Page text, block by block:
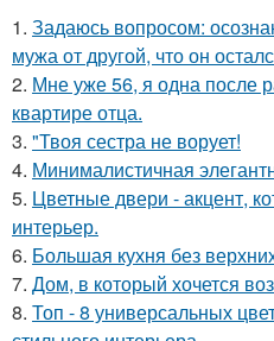
1. Задаюсь вопросом:
мужа от другой, что он
2. Мне уже 56, я одна после
квартире отца.
3. "Твоя сестра не ворует!
4. Минималистичная
5. Цветные двери - акцент,
интерьер.
6. Большая кухня без
7. Дом, в который хочется
8. Топ - 8 универсальных